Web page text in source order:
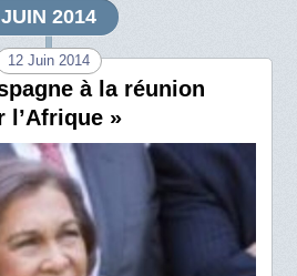
JUIN 2014
12 Juin 2014
à la réunion
l’Afrique »